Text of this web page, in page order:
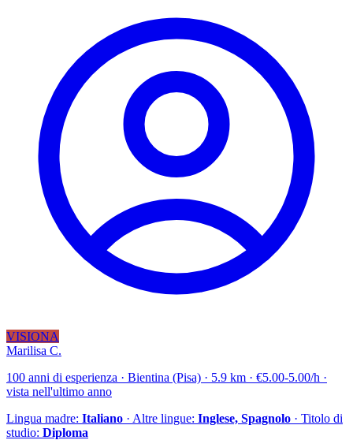
VISIONA
Marilisa C.
100 anni di esperienza · Bientina (Pisa) · 5.9 km · €5.00-5.00/h ·
vista nell'ultimo anno
Lingua madre: Italiano · Altre lingue: Inglese, Spagnolo · Titolo di
studio: Diploma